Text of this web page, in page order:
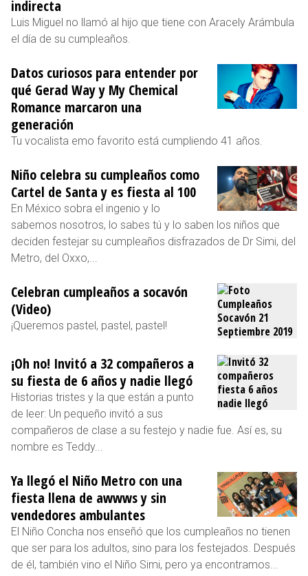
indirecta
Luis Miguel no llamó al hijo que tiene con Aracely Arámbula
el día de su cumpleaños.
Datos curiosos para entender por
qué Gerad Way y My Chemical
Romance marcaron una
generación
Tu vocalista emo favorito está cumpliendo 41 años.
Niño celebra su cumpleaños como
Cartel de Santa y es fiesta al 100
En México sobra el ingenio y lo
sabemos nosotros, lo sabes tú y lo saben los niños que
deciden festejar su cumpleaños disfrazados de Dr Simi, del
Metro, del Oxxo,...
Celebran cumpleaños a socavón
(Video)
¡Queremos pastel, pastel, pastel!
¡Oh no! Invitó a 32 compañeros a
su fiesta de 6 años y nadie llegó
Historias tristes y la que están a punto
de leer: Un pequeño invitó a sus
compañeros de clase a su festejo y nadie fue. Así es, su
nombre es Teddy...
Ya llegó el Niño Metro con una
fiesta llena de awwws y sin
vendedores ambulantes
El Niño Concha nos enseñó que los cumpleaños no tienen
que ser para los adultos, sino para los festejados. Después
de él, también vino el Niño Simi, pero ya encontramos...